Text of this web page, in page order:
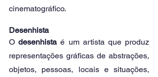
cinematográfico.
Desenhista
O desenhista é um artista que produz
representações gráficas de abstrações,
objetos, pessoas, locais e situações,